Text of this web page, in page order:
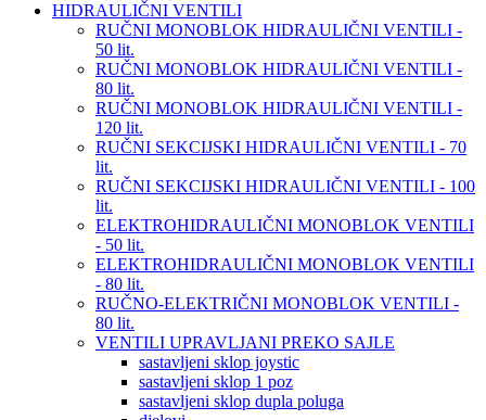
HIDRAULIČNI VENTILI
RUČNI MONOBLOK HIDRAULIČNI VENTILI -
50 lit.
RUČNI MONOBLOK HIDRAULIČNI VENTILI -
80 lit.
RUČNI MONOBLOK HIDRAULIČNI VENTILI -
120 lit.
RUČNI SEKCIJSKI HIDRAULIČNI VENTILI - 70
lit.
RUČNI SEKCIJSKI HIDRAULIČNI VENTILI - 100
lit.
ELEKTROHIDRAULIČNI MONOBLOK VENTILI
- 50 lit.
ELEKTROHIDRAULIČNI MONOBLOK VENTILI
- 80 lit.
RUČNO-ELEKTRIČNI MONOBLOK VENTILI -
80 lit.
VENTILI UPRAVLJANI PREKO SAJLE
sastavljeni sklop joystic
sastavljeni sklop 1 poz
sastavljeni sklop dupla poluga